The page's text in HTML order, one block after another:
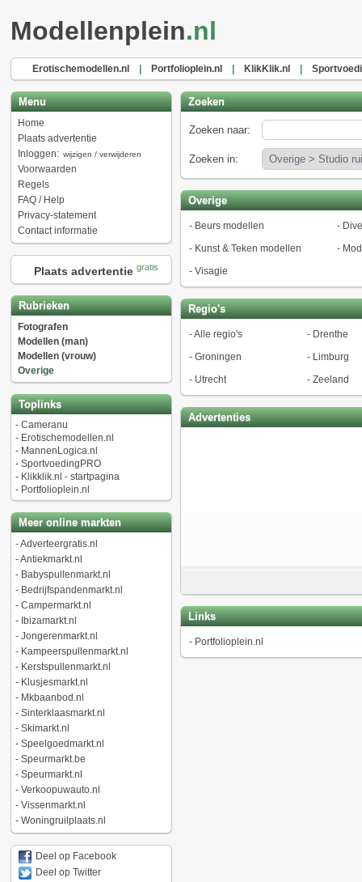
Modellenplein.nl
Erotischemodellen.nl Portfolioplein.nl KlikKlik.nl
Menu
Home
Plaats advertentie
Inloggen: wijzigen / verwijderen
Voorwaarden
Regels
FAQ / Help
Privacy-statement
Contact informatie
Plaats advertentie gratis
Rubrieken
Fotografen
Modellen (man)
Modellen (vrouw)
Overige
Toplinks
- Cameranu
- Erotischemodellen.nl
- MannenLogica.nl
- SportvoedingPRO
- Klikklik.nl - startpagina
- Portfolioplein.nl
Meer online markten
-Adverteergratis.nl
-Antiekmarkt.nl
- Babyspullenmarkt.nl
- Bedrijfspandenmarkt.nl
- Campermarkt.nl
- Ibizamarkt.nl
- Jongerenmarkt.nl
- Kampeerspullenmarkt.nl
- Kerstspullenmarkt.nl
- Klusjesmarkt.nl
- Mkbaanbod.nl
- Sinterklaasmarkt.nl
- Skimarkt.nl
- Speelgoedmarkt.nl
- Speurmarkt.be
- Speurmarkt.nl
- Verkoopuwauto.nl
- Vissenmarkt.nl
- Woningruilplaats.nl
Deel op Facebook
Deel op Twitter
Zoeken
Zoeken naar:
Zoeken in:
Overige
- Beurs modellen -
- Kunst & Teken modellen -
- Visagie
Regio's
-Alle regio's - Drenthe
- Groningen - Limburg
- Utrecht - Zeeland
Advertenties
Links
- Portfolioplein.nl